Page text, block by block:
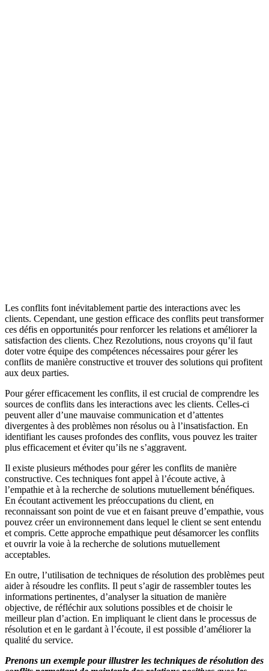
Les conflits font inévitablement partie des interactions avec les
clients. Cependant, une gestion efficace des conflits peut transformer
ces défis en opportunités pour renforcer les relations et améliorer la
satisfaction des clients. Chez Rezolutions, nous croyons qu’il faut
doter votre équipe des compétences nécessaires pour gérer les
conflits de manière constructive et trouver des solutions qui profitent
aux deux parties.
Pour gérer efficacement les conflits, il est crucial de comprendre les
sources de conflits dans les interactions avec les clients. Celles-ci
peuvent aller d’une mauvaise communication et d’attentes
divergentes à des problèmes non résolus ou à l’insatisfaction. En
identifiant les causes profondes des conflits, vous pouvez les traiter
plus efficacement et éviter qu’ils ne s’aggravent.
Il existe plusieurs méthodes pour gérer les conflits de manière
constructive. Ces techniques font appel à l’écoute active, à
l’empathie et à la recherche de solutions mutuellement bénéfiques.
En écoutant activement les préoccupations du client, en
reconnaissant son point de vue et en faisant preuve d’empathie, vous
pouvez créer un environnement dans lequel le client se sent entendu
et compris. Cette approche empathique peut désamorcer les conflits
et ouvrir la voie à la recherche de solutions mutuellement
acceptables.
En outre, l’utilisation de techniques de résolution des problèmes peut
aider à résoudre les conflits. Il peut s’agir de rassembler toutes les
informations pertinentes, d’analyser la situation de manière
objective, de réfléchir aux solutions possibles et de choisir le
meilleur plan d’action. En impliquant le client dans le processus de
résolution et en le gardant à l’écoute, il est possible d’améliorer la
qualité du service.
Prenons un exemple pour illustrer les techniques de résolution des